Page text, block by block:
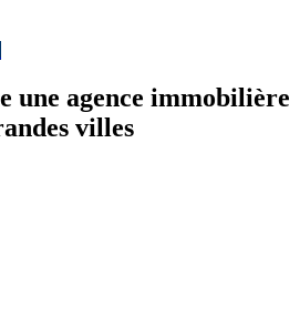
une agence immobilière
villes